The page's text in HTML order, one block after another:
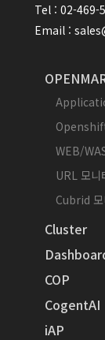
Tel : 02-469-
Email :
WEB/
URL 모니
Cubrid 모
Cluster
COP
CogentAI
iAP